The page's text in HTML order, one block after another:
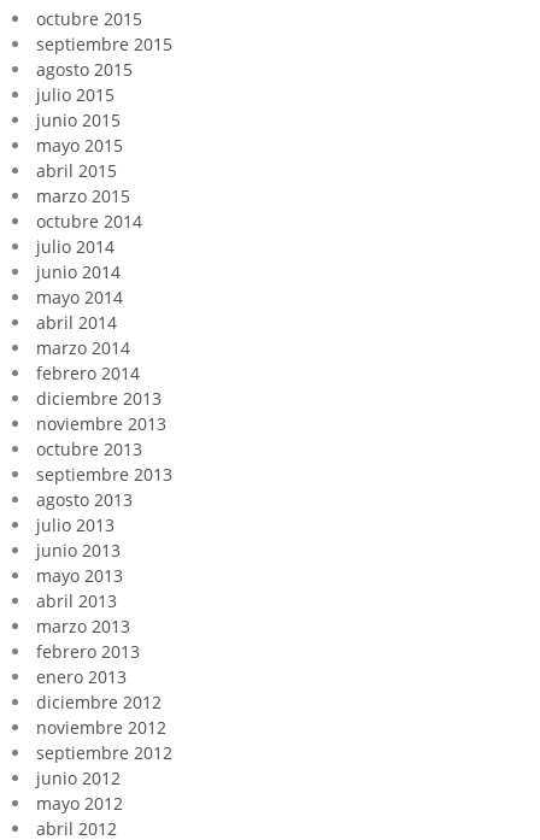
octubre 2015
septiembre 2015
agosto 2015
julio 2015
junio 2015
mayo 2015
abril 2015
marzo 2015
octubre 2014
julio 2014
junio 2014
mayo 2014
abril 2014
marzo 2014
febrero 2014
diciembre 2013
noviembre 2013
octubre 2013
septiembre 2013
agosto 2013
julio 2013
junio 2013
mayo 2013
abril 2013
marzo 2013
febrero 2013
enero 2013
diciembre 2012
noviembre 2012
septiembre 2012
junio 2012
mayo 2012
abril 2012